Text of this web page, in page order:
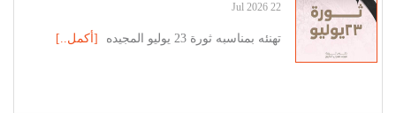
22 Jul 2026
تهنئه بمناسبه ثورة 23 يوليو المجيده [أكمل..]